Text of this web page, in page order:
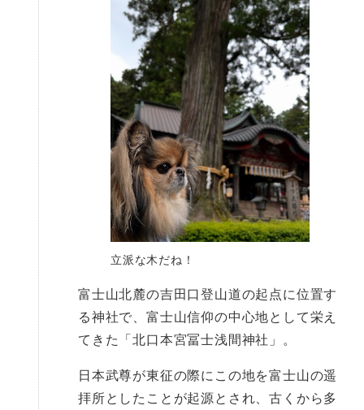
立派な木だね！
富士山北麓の吉田口登山道の起点に位置す
る神社で、富士山信仰の中心地として栄え
てきた「北口本宮冨士浅間神社」。
日本武尊が東征の際にこの地を富士山の遥
拝所としたことが起源とされ、古くから多